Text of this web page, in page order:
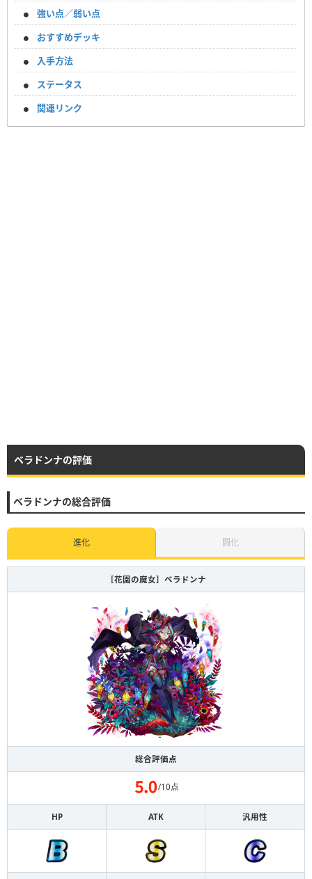
強い点／弱い点
おすすめデッキ
入手方法
ステータス
関連リンク
ベラドンナの評価
ベラドンナの総合評価
進化 闘化
［花園の魔女］ベラドンナ
総合評価点
/10点
HP ATK 汎用性